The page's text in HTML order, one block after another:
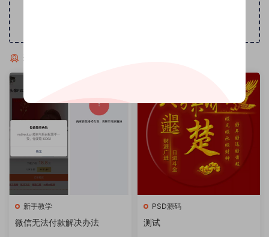
猜你喜欢
新手教学
微信无法付款解决办法
PSD源码
测试